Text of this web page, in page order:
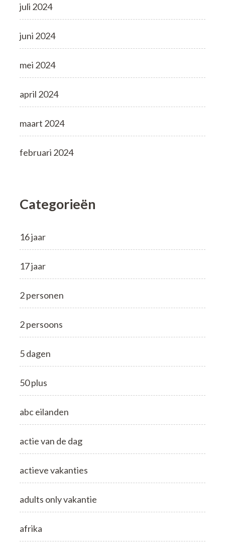
juli 2024
juni 2024
mei 2024
april 2024
maart 2024
februari 2024
Categorieën
16 jaar
17 jaar
2 personen
2 persoons
5 dagen
50 plus
abc eilanden
actie van de dag
actieve vakanties
adults only vakantie
afrika